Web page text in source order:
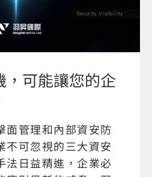
，可能讓您的企
面管理和內部資安防
不可忽視的三大資安
法日益精進，企業必